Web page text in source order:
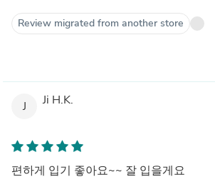
Review migrated from another store
J Ji H.K.
편하게 입기 좋아요~~ 잘 입을게요